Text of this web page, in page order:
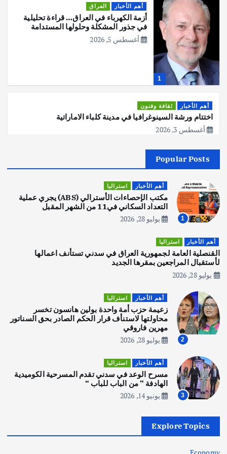
1
أهم الأخبار العراق
أزمة الكهرباء في العراق… قراءة تحليلية
في جذور المشكلة وحلولها المستدامة
أغسطس 5, 2026
أهم الأخبار ثقافة وفنون
اختتام ورشة السينوغرافيا في مدينة كلباء الاماراتية
أغسطس 3, 2026
2
اصبح بطلاً لأستراليا بلعبة كمال الاجسام
يوليو 30, 2026
3
يوليو 30, 2026
4
المقبل
يوليو 28, 2026
أهم الأخبار ثقافة وفنون
انطلاق ورشة التمثيل في مدينة كلباء الاماراتية
أغسطس 5, 2026
في جذور المشكلة وحلولها المستدامة
Popular Posts
1
أهم الأخبار استراليا
مكتب الإحصاءات الأسترالي (ABS) يجري عملية
التعداد السكاني في11 من الشهر المقبل
يوليو 28, 2026
أهم الأخبار استراليا
القنصلية العامة لجمهورية العراق في سدني تستأنف اعمالها
لأستقبال المراجعين بمقرها الجديد
يوليو 28, 2026
2
أهم الأخبار استراليا
زعيمة حزب أمة واحدة بولين هانسون تخسر
محاولتها لاستنأف قرار الحكم الصادر بحق السناتور
مهرين فاروقي
يوليو 28, 2026
3
أهم الأخبار استراليا
مسرح الوعد في سدني تقدم المسرحية الكوميدية
الهادفة ” من الباب للباب “
يونيو 14, 2026
Explore Topics